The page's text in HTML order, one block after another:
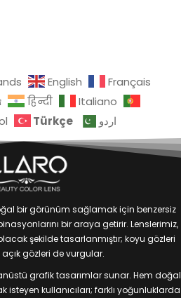
English
Français
हिन्दी
Italiano
Türkçe اردو
bir görünüm sağlamak için benzersiz
bir araya getirir. Lenslerimiz,
şekilde tasarlanmıştır; koyu gözleri
açık gözleri de vurgular.
grafik tasarımlar sunar. Hem doğal
isteyen kullanıcıları; farklı yoğunluklarda